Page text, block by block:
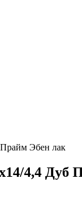
Прайм Эбен лак
4,4 Дуб